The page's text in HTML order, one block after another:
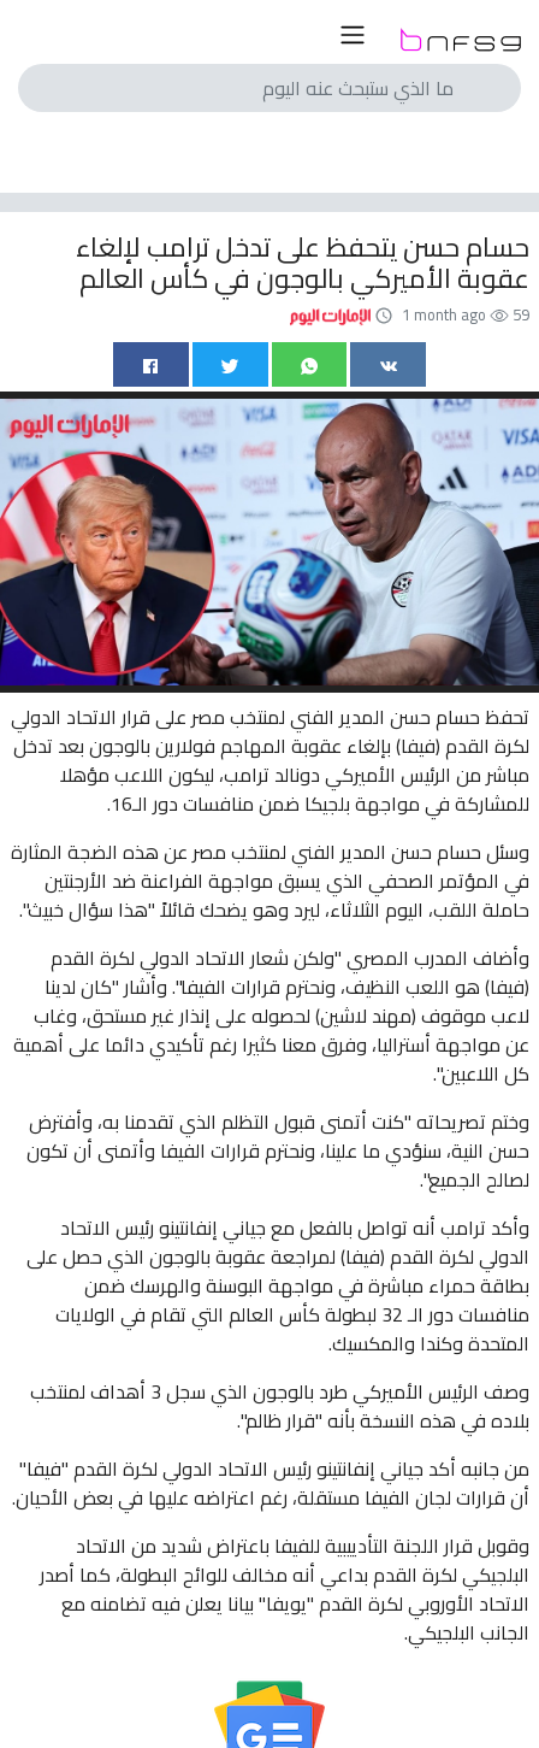
حسام حسن يتحفظ على تدخل ترامب لإلغاء
عقوبة الأميركي بالوجون في كأس العالم
1 month ago 59
تحفظ حسام حسن المدير الفني لمنتخب مصر على قرار الاتحاد الدولي
لكرة القدم (فيفا) بإلغاء عقوبة المهاجم فولارين بالوجون بعد تدخل
مباشر من الرئيس الأميركي دونالد ترامب، ليكون اللاعب مؤهلا
للمشاركة في مواجهة بلجيكا ضمن منافسات دور الـ16.
وسئل حسام حسن المدير الفني لمنتخب مصر عن هذه الضجة المثارة
في المؤتمر الصحفي الذي يسبق مواجهة الفراعنة ضد الأرجنتين
حاملة اللقب، اليوم الثلاثاء، ليرد وهو يضحك قائلاً "هذا سؤال خبيث".
وأضاف المدرب المصري "ولكن شعار الاتحاد الدولي لكرة القدم
(فيفا) هو اللعب النظيف، ونحترم قرارات الفيفا". وأشار "كان لدينا
لاعب موقوف (مهند لاشين) لحصوله على إنذار غير مستحق، وغاب
عن مواجهة أستراليا، وفرق معنا كثيرا رغم تأكيدي دائما على أهمية
كل اللاعبين".
وختم تصريحاته "كنت أتمنى قبول التظلم الذي تقدمنا به، وأفترض
حسن النية، سنؤدي ما علينا، ونحترم قرارات الفيفا وأتمنى أن تكون
لصالح الجميع".
وأكد ترامب أنه تواصل بالفعل مع جياني إنفانتينو رئيس الاتحاد
الدولي لكرة القدم (فيفا) لمراجعة عقوبة بالوجون الذي حصل على
بطاقة حمراء مباشرة في مواجهة البوسنة والهرسك ضمن
منافسات دور الـ 32 لبطولة كأس العالم التي تقام في الولايات
المتحدة وكندا والمكسيك.
وصف الرئيس الأميركي طرد بالوجون الذي سجل 3 أهداف لمنتخب
بلاده في هذه النسخة بأنه "قرار ظالم".
من جانبه أكد جياني إنفانتينو رئيس الاتحاد الدولي لكرة القدم "فيفا"
أن قرارات لجان الفيفا مستقلة، رغم اعتراضه عليها في بعض الأحيان.
وقوبل قرار اللجنة التأدييبية للفيفا باعتراض شديد من الاتحاد
البلجيكي لكرة القدم بداعي أنه مخالف للوائح البطولة، كما أصدر
الاتحاد الأوروبي لكرة القدم "يويفا" بيانا يعلن فيه تضامنه مع
الجانب البلجيكي.